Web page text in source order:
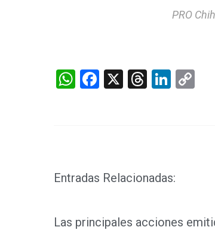
PRO
WhatsApp
Facebook
X Threads
Entradas Relacionadas:
Las principales acciones